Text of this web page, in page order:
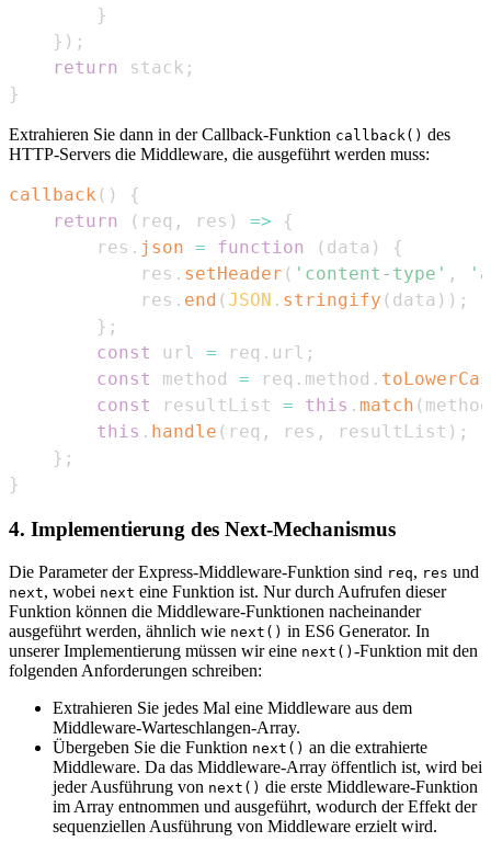
}
} ) ;
return
stack ;
}
Extrahieren Sie dann in der Callback-Funktion callback() des
HTTP-Servers die Middleware, die ausgeführt werden muss:
callback ( )
{
return
( req , res ) =>
{
        res
. json = function ( data )
{
            res
. setHeader ( 'content-type' ,
            res
. end (JSON . stringify ( data ) ) ;
} ;
const
url = req . url ;
const
method = req . method .
const
resultList = this . match ( method
this . handle ( req , res , resultList ) ;
} ;
}
4. Implementierung des Next-Mechanismus
Die Parameter der Express-Middleware-Funktion sind req, res und
next, wobei next eine Funktion ist. Nur durch Aufrufen dieser
Funktion können die Middleware-Funktionen nacheinander
ausgeführt werden, ähnlich wie next() in ES6 Generator. In
unserer Implementierung müssen wir eine next() -Funktion mit den
folgenden Anforderungen schreiben:
Extrahieren Sie jedes Mal eine Middleware aus dem
Middleware-Warteschlangen-Array.
Übergeben Sie die Funktion next() an die extrahierte
Middleware. Da das Middleware-Array öffentlich ist, wird bei
jeder Ausführung von next() die erste Middleware-Funktion
im Array entnommen und ausgeführt, wodurch der Effekt der
sequenziellen Ausführung von Middleware erzielt wird.